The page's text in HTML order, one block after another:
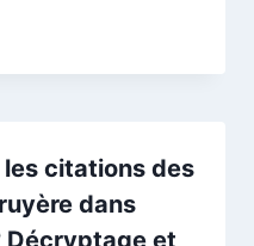
citations des
dans